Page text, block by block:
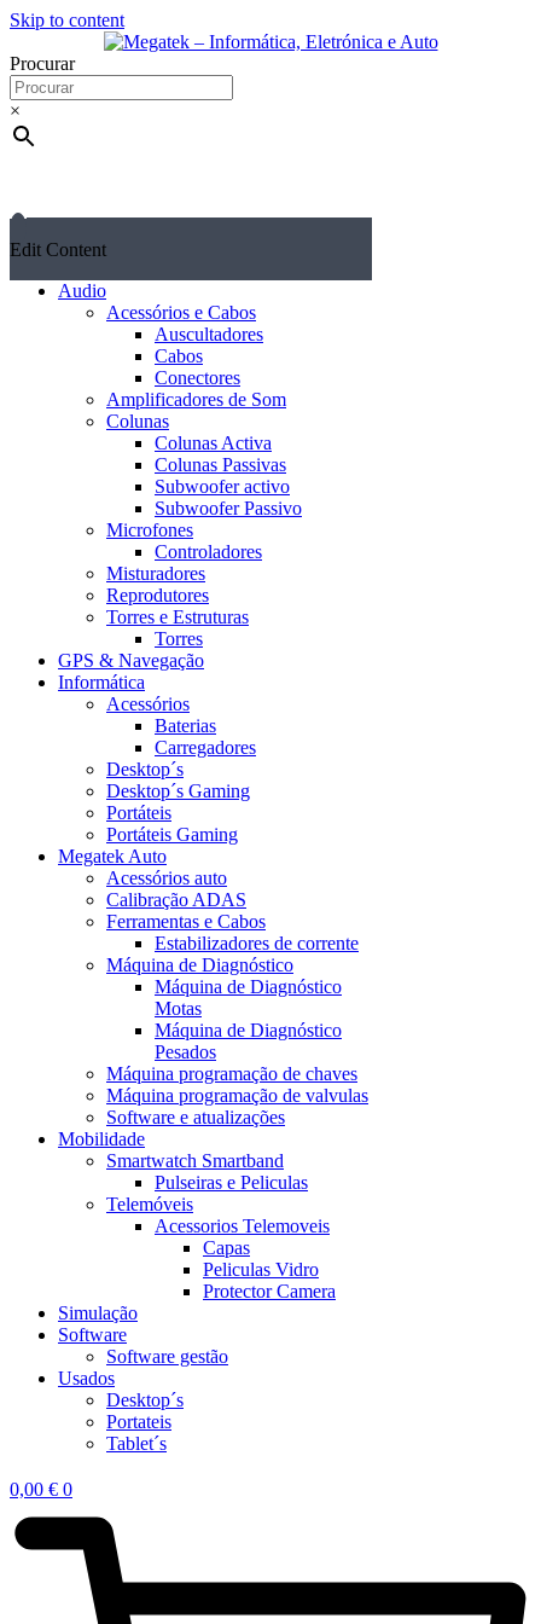
Skip to content
Procurar
×
Edit Content
Audio
Acessórios e Cabos
Auscultadores
Cabos
Conectores
Amplificadores de Som
Colunas
Colunas Activa
Colunas Passivas
Subwoofer activo
Subwoofer Passivo
Microfones
Controladores
Misturadores
Reprodutores
Torres e Estruturas
Torres
GPS & Navegação
Informática
Acessórios
Baterias
Carregadores
Desktop´s
Desktop´s Gaming
Portáteis
Portáteis Gaming
Megatek Auto
Acessórios auto
Calibração ADAS
Ferramentas e Cabos
Estabilizadores de corrente
Máquina de Diagnóstico
Máquina de Diagnóstico
Motas
Máquina de Diagnóstico
Pesados
Máquina programação de chaves
Máquina programação de valvulas
Software e atualizações
Mobilidade
Smartwatch Smartband
Pulseiras e Peliculas
Telemóveis
Acessorios Telemoveis
Capas
Peliculas Vidro
Protector Camera
Simulação
Software
Software gestão
Usados
Desktop´s
Portateis
Tablet´s
0,00 € 0